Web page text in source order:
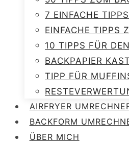
7 EINFACHE
EINFACHE TIPPS
10 TIPPS FÜR
BACKPAPIER
TIPP FÜR
AIRFRYER
BACKFORM
ÜBER MICH